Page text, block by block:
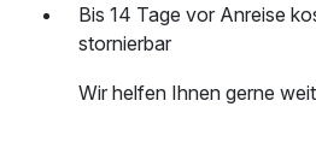
Bis 14 Tage vor Anreise
stornierbar
Wir helfen Ihnen gerne